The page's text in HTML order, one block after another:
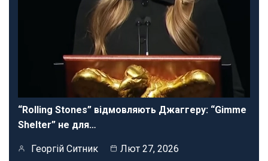
“Rolling Stones” відмовляють Джаггеру: “Gimme
Shelter” не для…
Георгій Ситник Лют 27, 2026